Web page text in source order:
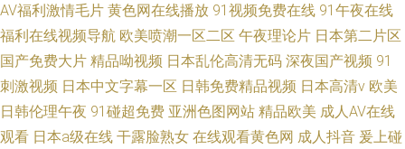
AV福利激情毛片 黄色网在线播放 91视频免费在线 91午夜在线
福利在线视频导航 欧美喷潮一区二区 午夜理论片 日本第二片区
国产免费大片 精品呦视频 日本乱伦高清无码 深夜国产视频 91
刺激视频 日本中文字幕一区 日韩免费精品视频 日本高清v 欧美
日韩伦理午夜 91碰超免费 亚洲色图网站 精品欧美 成人AV在线
观看 日本a级在线 干露脸熟女 在线观看黄色网 成人抖音 爰上碰